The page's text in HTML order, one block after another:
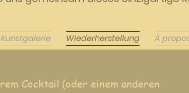
Kunstgalerie Wiederherstellung À
Cocktail (oder einem anderen